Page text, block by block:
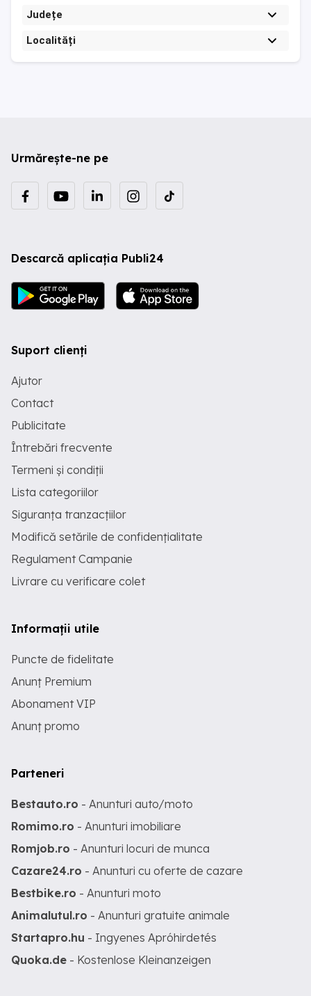
Județe
Localități
Urmărește-ne pe
Descarcă aplicația Publi24
Suport clienți
Ajutor
Contact
Publicitate
Întrebări frecvente
Termeni și condiții
Lista categoriilor
Siguranța tranzacțiilor
Modifică setările de confidențialitate
Regulament Campanie
Livrare cu verificare colet
Informații utile
Puncte de fidelitate
Anunț Premium
Abonament VIP
Anunț promo
Parteneri
Bestauto.ro - Anunturi auto/moto
Romimo.ro - Anunturi imobiliare
Romjob.ro - Anunturi locuri de munca
Cazare24.ro - Anunturi cu oferte de cazare
Bestbike.ro - Anunturi moto
Animalutul.ro - Anunturi gratuite animale
Startapro.hu - Ingyenes Apróhirdetés
Quoka.de - Kostenlose Kleinanzeigen